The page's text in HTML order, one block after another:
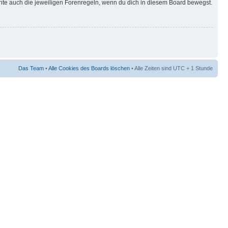
auch die jeweiligen Forenregeln, wenn du dich in diesem Board bewegst.
Das Team •Alle Cookies des Boards löschen • Alle Zeiten sind UTC + 1 Stunde